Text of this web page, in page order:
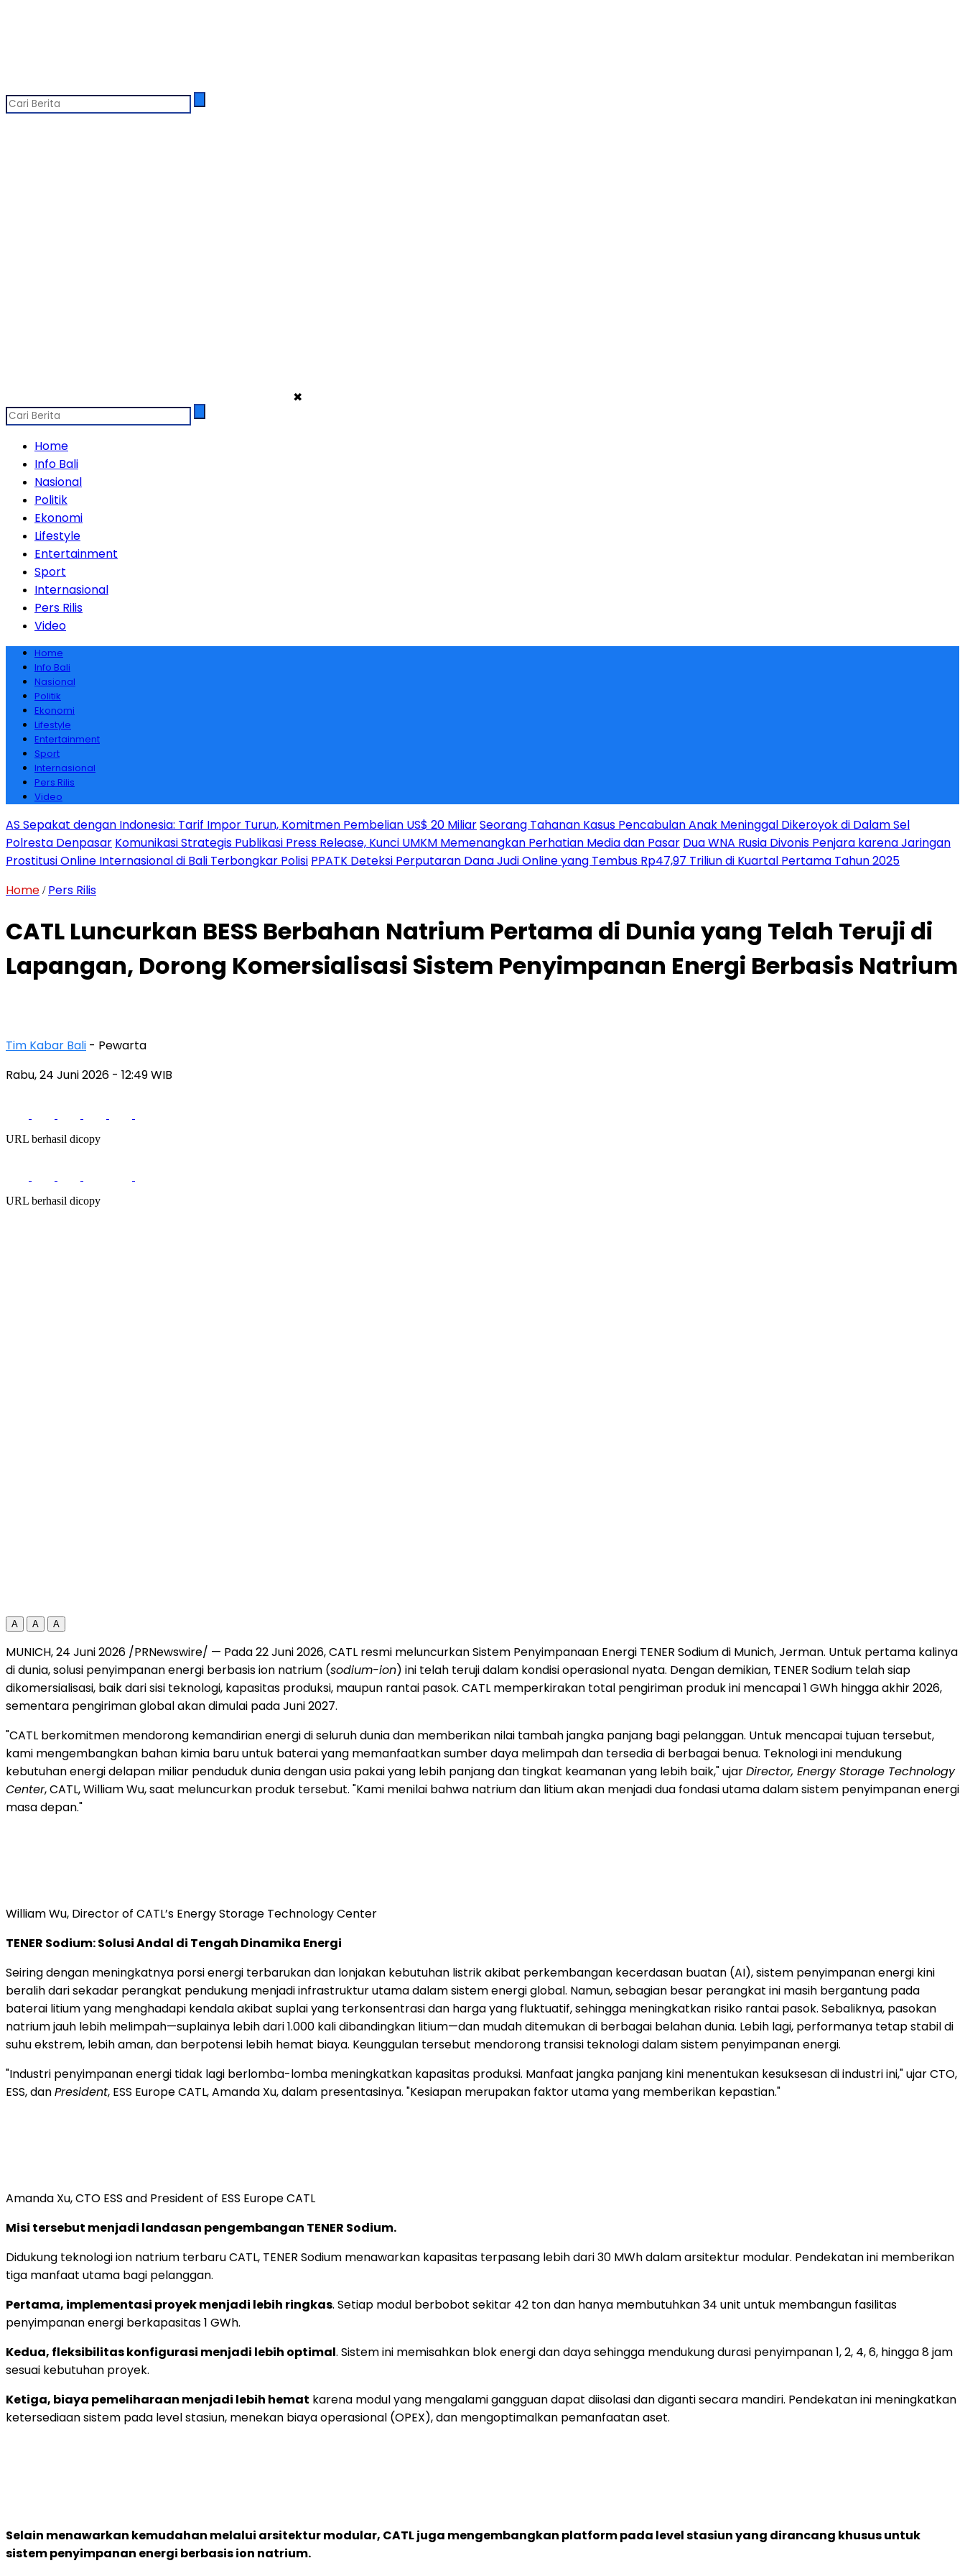
✖
Home
Info Bali
Nasional
Politik
Ekonomi
Lifestyle
Entertainment
Sport
Internasional
Pers Rilis
Video
Home
Info Bali
Nasional
Politik
Ekonomi
Lifestyle
Entertainment
Sport
Internasional
Pers Rilis
Video
AS Sepakat dengan Indonesia: Tarif Impor Turun, Komitmen Pembelian US$ 20 MiliarSeorang Tahanan Kasus Pencabulan Anak Meninggal Dikeroyok di Dalam Sel
Polresta Denpasar Komunikasi Strategis Publikasi Press Release, Kunci UMKM Memenangkan Perhatian Media dan Pasar Dua WNA Rusia Divonis Penjara karena Jaringan
Prostitusi Online Internasional di Bali Terbongkar Polisi PPATK Deteksi Perputaran Dana Judi Online yang Tembus Rp47,97 Triliun di Kuartal Pertama Tahun 2025
Home / Pers Rilis
CATL Luncurkan BESS Berbahan Natrium Pertama di Dunia yang Telah Teruji di
Lapangan, Dorong Komersialisasi Sistem Penyimpanan Energi Berbasis Natrium
Tim Kabar Bali - Pewarta
Rabu, 24 Juni 2026 - 12:49 WIB
URL berhasil dicopy
URL berhasil dicopy
A A A
MUNICH, 24 Juni 2026 /PRNewswire/ — Pada 22 Juni 2026, CATL resmi meluncurkan Sistem Penyimpanaan Energi TENER Sodium di Munich, Jerman. Untuk pertama kalinya
di dunia, solusi penyimpanan energi berbasis ion natrium (sodium-ion) ini telah teruji dalam kondisi operasional nyata. Dengan demikian, TENER Sodium telah siap
dikomersialisasi, baik dari sisi teknologi, kapasitas produksi, maupun rantai pasok. CATL memperkirakan total pengiriman produk ini mencapai 1 GWh hingga akhir 2026,
sementara pengiriman global akan dimulai pada Juni 2027.
"CATL berkomitmen mendorong kemandirian energi di seluruh dunia dan memberikan nilai tambah jangka panjang bagi pelanggan. Untuk mencapai tujuan tersebut,
kami mengembangkan bahan kimia baru untuk baterai yang memanfaatkan sumber daya melimpah dan tersedia di berbagai benua. Teknologi ini mendukung
kebutuhan energi delapan miliar penduduk dunia dengan usia pakai yang lebih panjang dan tingkat keamanan yang lebih baik," ujarDirector, Energy Storage Technology
Center, CATL, William Wu, saat meluncurkan produk tersebut. "Kami menilai bahwa natrium dan litium akan menjadi dua fondasi utama dalam sistem penyimpanan energi
masa depan."
William Wu, Director of CATL’s Energy Storage Technology Center
TENER Sodium: Solusi Andal di Tengah Dinamika Energi
Seiring dengan meningkatnya porsi energi terbarukan dan lonjakan kebutuhan listrik akibat perkembangan kecerdasan buatan (AI), sistem penyimpanan energi kini
beralih dari sekadar perangkat pendukung menjadi infrastruktur utama dalam sistem energi global. Namun, sebagian besar perangkat ini masih bergantung pada
baterai litium yang menghadapi kendala akibat suplai yang terkonsentrasi dan harga yang fluktuatif, sehingga meningkatkan risiko rantai pasok. Sebaliknya, pasokan
natrium jauh lebih melimpah—suplainya lebih dari 1.000 kali dibandingkan litium—dan mudah ditemukan di berbagai belahan dunia. Lebih lagi, performanya tetap stabil di
suhu ekstrem, lebih aman, dan berpotensi lebih hemat biaya. Keunggulan tersebut mendorong transisi teknologi dalam sistem penyimpanan energi.
"Industri penyimpanan energi tidak lagi berlomba-lomba meningkatkan kapasitas produksi. Manfaat jangka panjang kini menentukan kesuksesan di industri ini," ujar CTO,
ESS, danPresident, ESS Europe CATL, Amanda Xu, dalam presentasinya. "Kesiapan merupakan faktor utama yang memberikan kepastian."
Amanda Xu, CTO ESS and President of ESS Europe CATL
Misi tersebut menjadi landasan pengembangan TENER Sodium.
Didukung teknologi ion natrium terbaru CATL, TENER Sodium menawarkan kapasitas terpasang lebih dari 30 MWh dalam arsitektur modular. Pendekatan ini memberikan
tiga manfaat utama bagi pelanggan.
Pertama, implementasi proyek menjadi lebih ringkas. Setiap modul berbobot sekitar 42 ton dan hanya membutuhkan 34 unit untuk membangun fasilitas
penyimpanan energi berkapasitas 1 GWh.
Kedua, fleksibilitas konfigurasi menjadi lebih optimal. Sistem ini memisahkan blok energi dan daya sehingga mendukung durasi penyimpanan 1, 2, 4, 6, hingga 8 jam
sesuai kebutuhan proyek.
Ketiga, biaya pemeliharaan menjadi lebih hemat karena modul yang mengalami gangguan dapat diisolasi dan diganti secara mandiri. Pendekatan ini meningkatkan
ketersediaan sistem pada level stasiun, menekan biaya operasional (OPEX), dan mengoptimalkan pemanfaatan aset.
Selain menawarkan kemudahan melalui arsitektur modular, CATL juga mengembangkan platform pada level stasiun yang dirancang khusus untuk
sistem penyimpanan energi berbasis ion natrium.